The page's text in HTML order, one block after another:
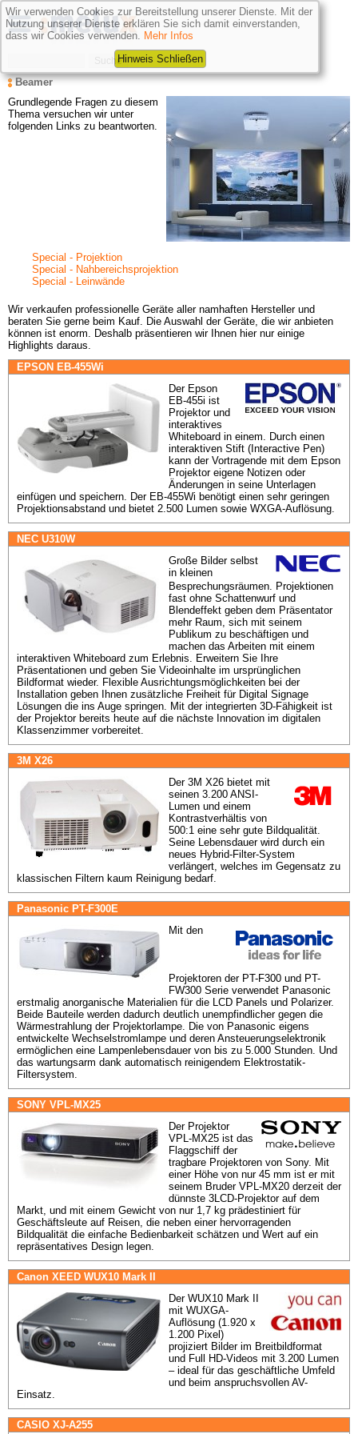
Beamer
Grundlegende Fragen zu diesem
Thema versuchen wir unter
folgenden Links zu beantworten.
Special - Projektion
Special - Nahbereichsprojektion
Special - Leinwände
Wir verkaufen professionelle Geräte aller namhaften Hersteller und
beraten Sie gerne beim Kauf. Die Auswahl der Geräte, die wir anbieten
können ist enorm. Deshalb präsentieren wir Ihnen hier nur einige
Highlights daraus.
EPSON EB-455Wi
Der Epson
EB-455i ist
Projektor und
interaktives
Whiteboard in einem. Durch einen
interaktiven Stift (Interactive Pen)
kann der Vortragende mit dem Epson
Projektor eigene Notizen oder
Änderungen in seine Unterlagen
einfügen und speichern. Der EB-455Wi benötigt einen sehr geringen
Projektionsabstand und bietet 2.500 Lumen sowie WXGA-Auflösung.
NEC U310W
Große Bilder selbst
in kleinen
Besprechungsräumen. Projektionen
fast ohne Schattenwurf und
Blendeffekt geben dem Präsentator
mehr Raum, sich mit seinem
Publikum zu beschäftigen und
machen das Arbeiten mit einem
interaktiven Whiteboard zum Erlebnis. Erweitern Sie Ihre
Präsentationen und geben Sie Videoinhalte im ursprünglichen
Bildformat wieder. Flexible Ausrichtungsmöglichkeiten bei der
Installation geben Ihnen zusätzliche Freiheit für Digital Signage
Lösungen die ins Auge springen. Mit der integrierten 3D-Fähigkeit ist
der Projektor bereits heute auf die nächste Innovation im digitalen
Klassenzimmer vorbereitet.
3M X26
Der 3M X26 bietet mit
seinen 3.200 ANSI-
Lumen und einem
Kontrastverhältis von
500:1 eine sehr gute Bildqualität.
Seine Lebensdauer wird durch ein
neues Hybrid-Filter-System
verlängert, welches im Gegensatz zu
klassischen Filtern kaum Reinigung bedarf.
Panasonic PT-F300E
Mit den
Projektoren der PT-F300 und PT-
FW300 Serie verwendet Panasonic
erstmalig anorganische Materialien für die LCD Panels und Polarizer.
Beide Bauteile werden dadurch deutlich unempfindlicher gegen die
Wärmestrahlung der Projektorlampe. Die von Panasonic eigens
entwickelte Wechselstromlampe und deren Ansteuerungselektronik
ermöglichen eine Lampenlebensdauer von bis zu 5.000 Stunden. Und
das wartungsarm dank automatisch reinigendem Elektrostatik-
Filtersystem.
SONY VPL-MX25
Der Projektor
VPL-MX25 ist das
Flaggschiff der
tragbare Projektoren von Sony. Mit
einer Höhe von nur 45 mm ist er mit
seinem Bruder VPL-MX20 derzeit der
dünnste 3LCD-Projektor auf dem
Markt, und mit einem Gewicht von nur 1,7 kg prädestiniert für
Geschäftsleute auf Reisen, die neben einer hervorragenden
Bildqualität die einfache Bedienbarkeit schätzen und Wert auf ein
repräsentatives Design legen.
Canon XEED WUX10 Mark II
Der WUX10 Mark II
mit WUXGA-
Auflösung (1.920 x
1.200 Pixel)
projiziert Bilder im Breitbildformat
und Full HD-Videos mit 3.200 Lumen
– ideal für das geschäftliche Umfeld
und beim anspruchsvollen AV-
Einsatz.
CASIO XJ-A255
Wir verwenden Cookies zur Bereitstellung unserer Dienste. Mit der
Nutzung unserer Dienste erklären Sie sich damit einverstanden,
dass wir Cookies verwenden. Mehr Infos
Hinweis Schließen